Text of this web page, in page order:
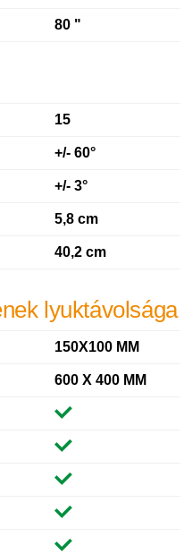
80 "
15
+/- 60°
+/- 3°
5,8 cm
40,2 cm
lyuktávolsága
150X100 MM
600 X 400 MM